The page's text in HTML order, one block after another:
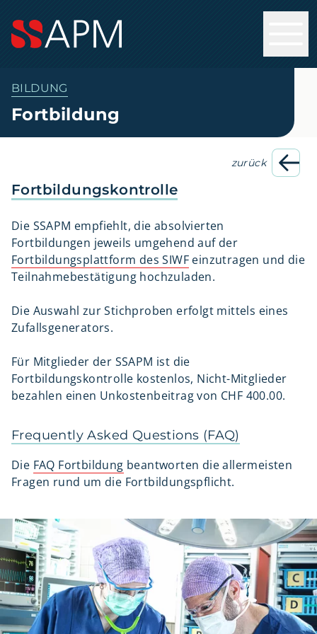
BILDUNG
Fortbildung
zurück
Fortbildungskontrolle
Die SSAPM empfiehlt, die absolvierten
Fortbildungen jeweils umgehend auf der
Fortbildungsplattform des SIWF einzutragen und die
Teilnahmebestätigung hochzuladen.
Die Auswahl zur Stichproben erfolgt mittels eines
Zufallsgenerators.
Für Mitglieder der SSAPM ist die
Fortbildungskontrolle kostenlos, Nicht-Mitglieder
bezahlen einen Unkostenbeitrag von CHF 400.00.
Frequently Asked Questions (FAQ)
Die FAQ Fortbildung beantworten die allermeisten
Fragen rund um die Fortbildungspflicht.